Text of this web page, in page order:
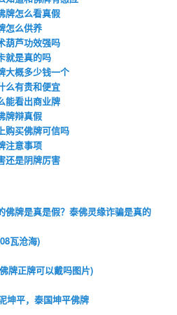
牌怎么看真假
怎么供养
葫芦功效强吗
就是真的吗
大概多少钱一个
么有贵和便宜
能看出商业牌
牌辩真假
购买佛牌可信吗
注意事项
还是阴牌厉害
佛牌是真是假？泰佛灵缘诈骗是真的
瓦沧海)
牌正牌可以戴吗图片)
坤平，泰国坤平佛牌